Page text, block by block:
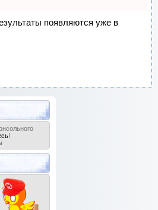
появляются уже в
!